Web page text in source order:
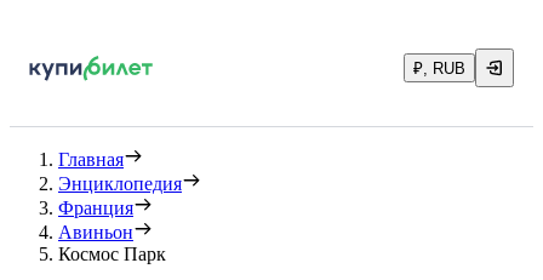
₽, RUB
Главная
Энциклопедия
Франция
Авиньон
Космос Парк